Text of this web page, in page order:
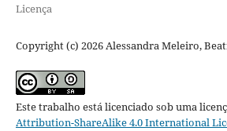
Licença
Copyright (c) 2026 Alessandra Meleiro,
Este trabalho está licenciado sob uma
Attribution-ShareAlike 4.0 International